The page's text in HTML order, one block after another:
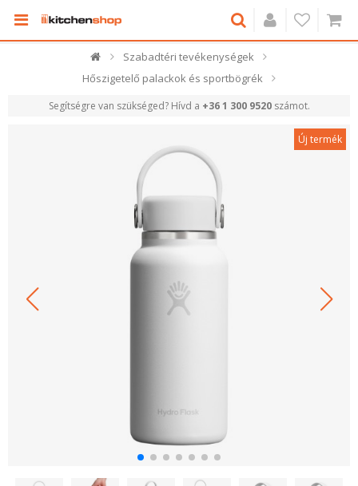
Szabadtéri tevékenységek
Hőszigetelő palackok és sportbögrék
Segítségre van szükséged? Hívd a +36 1 300 9520számot.
Új termék